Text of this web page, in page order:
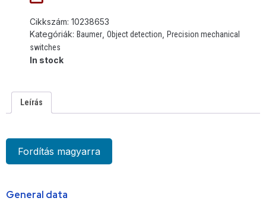
Cikkszám: 10238653
Kategóriák: Baumer Object detection
Precision mechanical
switches
In stock
Leírás
Fordítás magyarra
General data